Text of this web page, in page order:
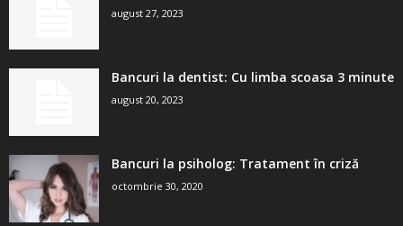
august 27, 2023
Bancuri la dentist: Cu limba scoasa 3 minute
august 20, 2023
Bancuri la psiholog: Tratament în criză
octombrie 30, 2020